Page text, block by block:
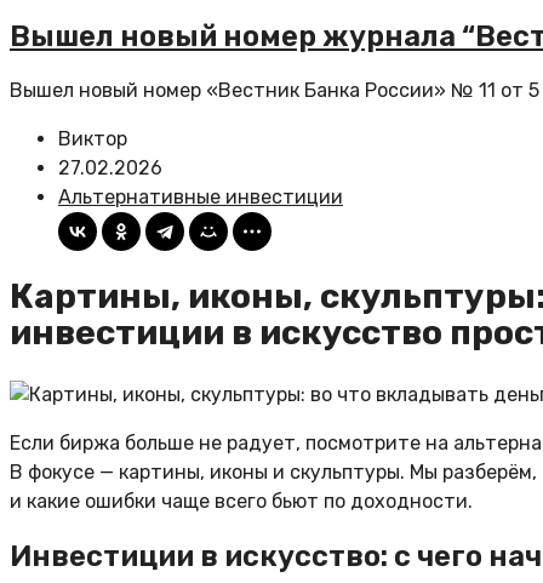
Вышел новый номер журнала
Вышел новый номер «Вестник Банка России» № 11 от
Виктор
27.02.2026
Альтернативные инвестиции
Картины, иконы,
инвестиции в искусство
Если биржа больше не радует, посмотрите на
В фокусе — картины, иконы и скульптуры. Мы
и какие ошибки чаще всего бьют по доходности.
Инвестиции в искусство: с чего